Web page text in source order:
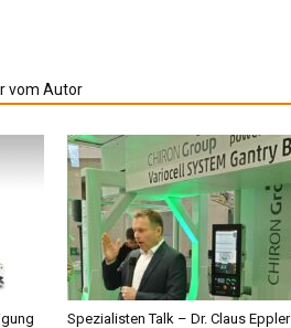
vom Autor
Spezialisten Talk – Dr. Claus Eppler